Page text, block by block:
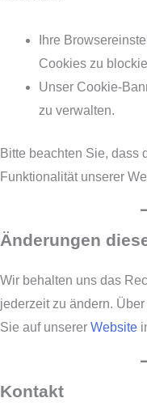
Ihre
Cookies zu
Unser Cookie-
zu verwalten.
Bitte beachten Sie, dass
Funktionalität unserer
Änderungen
Wir behalten uns das
jederzeit zu ändern.
Sie auf unserer Website
Kontakt